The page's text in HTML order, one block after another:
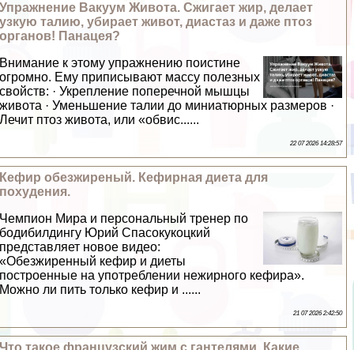
Упражнение Вакуум Живота. Сжигает жир, делает
узкую талию, убирает живот, диастаз и даже птоз
органов! Панацея?
Внимание к этому упражнению поистине
огромно. Ему приписывают массу полезных
свойств: · Укрепление поперечной мышцы
живота · Уменьшение талии до миниатюрных размеров ·
Лечит птоз живота, или «обвис......
22 07 2026 14:28:57
Кефир обезжиреный. Кефирная диета для
похудения.
Чемпион Мира и персональный тренер по
бодибилдингу Юрий Спасокукоцкий
представляет новое видео:
«Обезжиренный кефир и диеты
построенные на употрeблении нежирного кефира».
Можно ли пить только кефир и ......
21 07 2026 2:42:50
Что такое французский жим с гантелями. Какие